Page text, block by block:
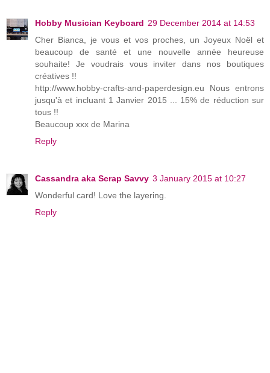
Hobby Musician Keyboard 29 December 2014 at 14:53
Cher Bianca, je vous et vos proches, un Joyeux Noël et
beaucoup de santé et une nouvelle année heureuse
souhaite! Je voudrais vous inviter dans nos boutiques
créatives !!
http://www.hobby-crafts-and-paperdesign.eu Nous entrons
jusqu'à et incluant 1 Janvier 2015 ... 15% de réduction sur
tous !!
Beaucoup xxx de Marina
Reply
Cassandra aka Scrap Savvy 3 January 2015 at 10:27
Wonderful card! Love the layering.
Reply